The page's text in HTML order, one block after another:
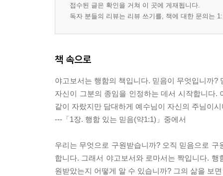
접수된 글은 확인을 거쳐 이 곳에 게재됩니다.
독자 분들의 리뷰는 리뷰 쓰기를, 책에 대한 문의는
책 속으로
야고보서는 행함의 책입니다. 믿음이 무엇입니까
자신이 그분의 종임을 인정하는 데서 시작합니다
같이 자랐지만 담대하게 예수님이 자신의 주님이
---「1장. 행함 있는 믿음(약1:1)」중에서
우리는 무엇으로 구원받습니까? 오직 믿음으로
합니다. 그래서 야고보서와 로마서는 짝입니다.
원받았는지 어떻게 알 수 있습니까? 그의 삶을 보